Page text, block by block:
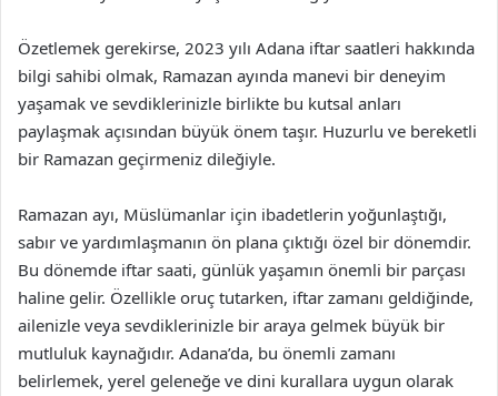
Özetlemek gerekirse, 2023 yılı Adana iftar saatleri hakkında
bilgi sahibi olmak, Ramazan ayında manevi bir deneyim
yaşamak ve sevdiklerinizle birlikte bu kutsal anları
paylaşmak açısından büyük önem taşır. Huzurlu ve bereketli
bir Ramazan geçirmeniz dileğiyle.
Ramazan ayı, Müslümanlar için ibadetlerin yoğunlaştığı,
sabır ve yardımlaşmanın ön plana çıktığı özel bir dönemdir.
Bu dönemde iftar saati, günlük yaşamın önemli bir parçası
haline gelir. Özellikle oruç tutarken, iftar zamanı geldiğinde,
ailenizle veya sevdiklerinizle bir araya gelmek büyük bir
mutluluk kaynağıdır. Adana’da, bu önemli zamanı
belirlemek, yerel geleneğe ve dini kurallara uygun olarak